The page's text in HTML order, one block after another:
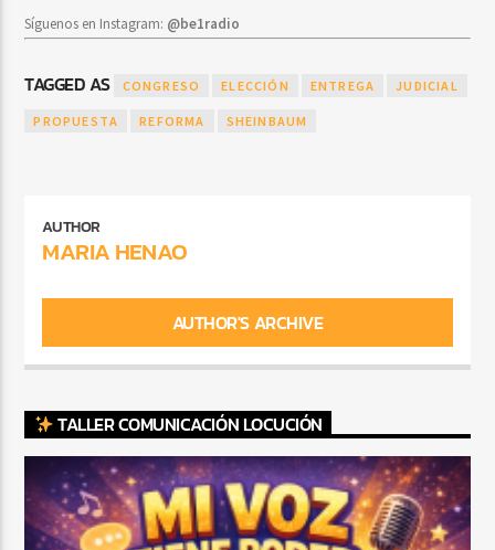
Síguenos en Instagram: @be1radio
TAGGED AS CONGRESO ELECCIÓN ENTREGA JUDICIAL
PROPUESTA REFORMA SHEINBAUM
AUTHOR
MARIA HENAO
AUTHOR'S ARCHIVE
TALLER COMUNICACIÓN LOCUCIÓN